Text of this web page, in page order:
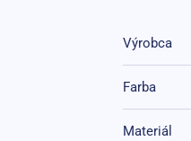
Výrobca
Farba
Materiál